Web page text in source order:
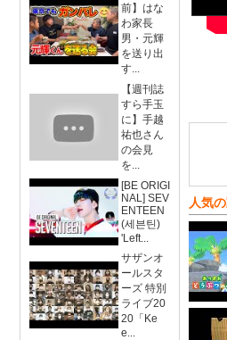
前】はな
わ家長
男・元輝
を送り出
す...
【週刊誌
すら手玉
に】手越
祐也さん
の会見
を...
[BE ORIGI
NAL] SEV
ENTEEN
(세븐틴)
'Left...
サザンオ
ールスタ
ーズ 特別
ライブ20
20「Ke
e...
人気